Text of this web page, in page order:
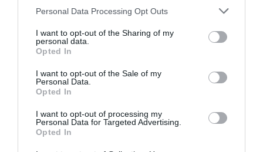
Personal Data Processing Opt Outs
I want to opt-out of the Sharing of my
personal data.
Opted In
I want to opt-out of the Sale of my
Personal Data.
Opted In
I want to opt-out of processing my
Personal Data for Targeted Advertising.
Opted In
emigración es mala
Eulogio López
Argumentos